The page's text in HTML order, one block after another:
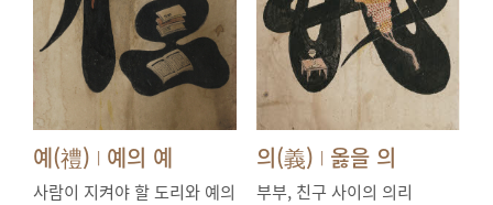
예(禮) | 예의 예
사람이 지켜야 할 도리와 예의
의(義) | 옳을 의
부부, 친구 사이의 의리